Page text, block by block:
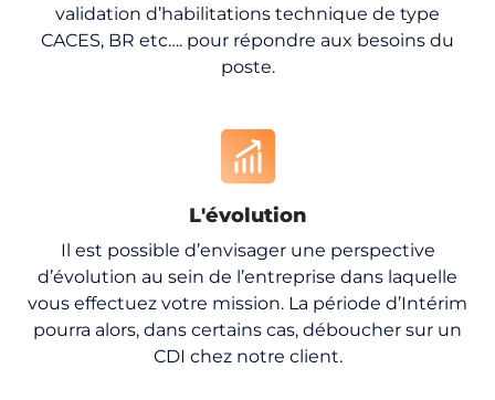
validation d’habilitations technique de type
CACES, BR etc…. pour répondre aux besoins du
poste.
L'évolution
Il est possible d’envisager une perspective
d’évolution au sein de l’entreprise dans laquelle
vous effectuez votre mission. La période d’Intérim
pourra alors, dans certains cas, déboucher sur un
CDI chez notre client.